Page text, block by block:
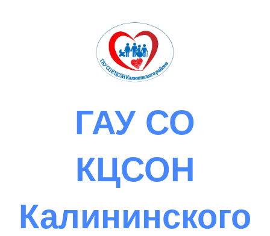
ГАУ СО
КЦСОН
Калининского